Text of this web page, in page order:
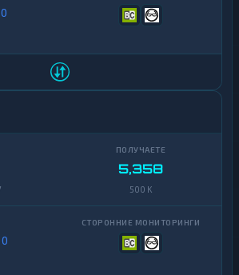
0
5,358
500 K
0